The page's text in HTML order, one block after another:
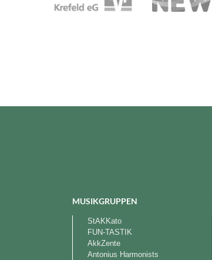
MUSIKGRUPPEN
StAKKato
FUN-TASTIK
AkkZente
Antonius Harmonists